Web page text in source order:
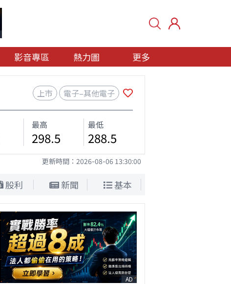
影音專區 熱力圖 更多
上市 電子–其他電子
最高
298.5
最低
288.5
更新時間： 2026-08-06 13:30:00
股利 新聞 基本
AD